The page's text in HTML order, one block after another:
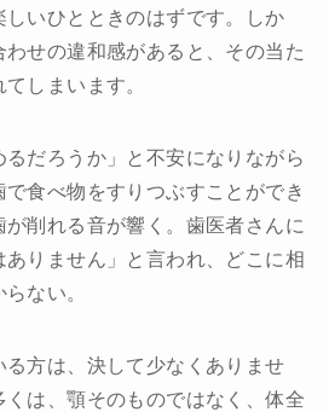
体験申込
い合わせ
バシーポリシー
いひとときのはずです。しか
わせの違和感があると、その当た
しまいます。
るだろうか」と不安になりながら
食べ物をすりつぶすことができ
削れる音が響く。歯医者さんに
りません」と言われ、どこに相
ない。
方は、決して少なくありませ
くは、顎そのものではなく、体全